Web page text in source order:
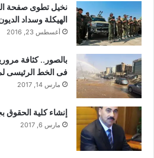
نخيل تطوى صفحة
الهيكلة وسداد
أغسطس 23, 2016
بالصور.. كثافة
فى الخط الرئيسى
مارس 14, 2017
إنشاء كلية الحقوق
مارس 6, 2017